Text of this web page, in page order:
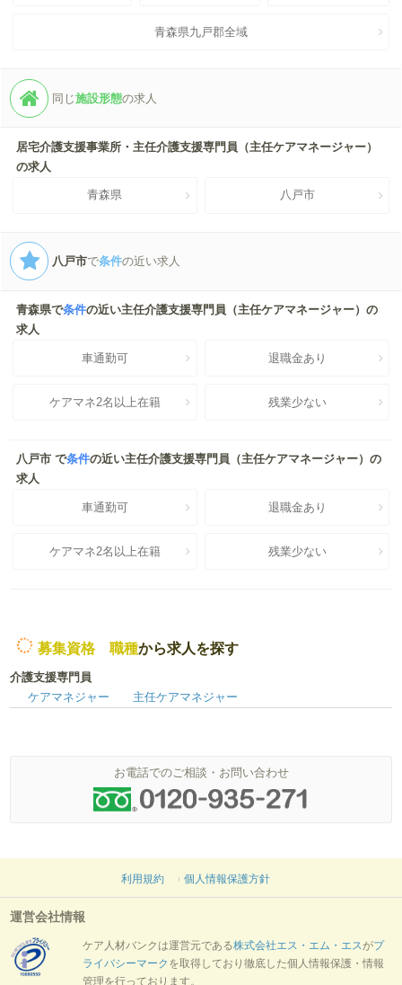
青森県九戸郡全域
同じ施設形態の求人
居宅介護支援事業所・主任介護支援専門員（主任ケアマネージャー）
の求人
青森県 八戸市
八戸市で条件の近い求人
青森県で条件の近い主任介護支援専門員（主任ケアマネージャー）の
求人
車通勤可 退職金あり
ケアマネ2名以上在籍 残業少ない
八戸市 で条件の近い主任介護支援専門員（主任ケアマネージャー）の
求人
車通勤可 退職金あり
ケアマネ2名以上在籍 残業少ない
募集資格 職種から求人を探す
介護支援専門員
ケアマネジャー
主任ケアマネジャー
お電話でのご相談・お問い合わせ
利用規約 個人情報保護方針
運営会社情報
ケア人材バンクは運営元である株式会社エス・エム・エスがプ
ライバシーマーク を取得しており徹底した個人情報保護・情報
管理を行っております。